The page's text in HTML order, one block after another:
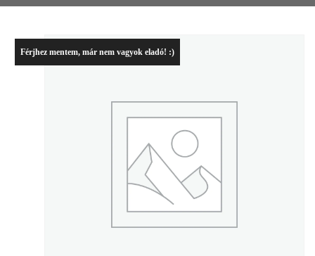
Férjhez mentem, már nem vagyok eladó! :)